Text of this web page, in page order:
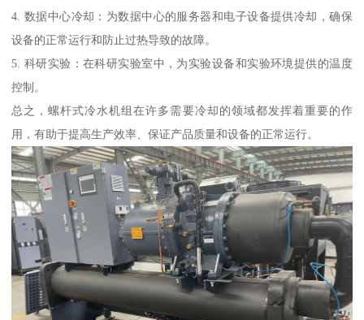
4. 数据中心冷却：为数据中心的服务器和电子设备提供冷却，确保
设备的正常运行和防止过热导致的故障。
5. 科研实验：在科研实验室中，为实验设备和实验环境提供的温度
控制。
总之，螺杆式冷水机组在许多需要冷却的领域都发挥着重要的作
用，有助于提高生产效率、保证产品质量和设备的正常运行。